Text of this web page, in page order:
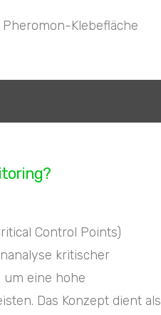
Klebefläche
Control Points)
kritischer
um eine hohe
Das Konzept dient als